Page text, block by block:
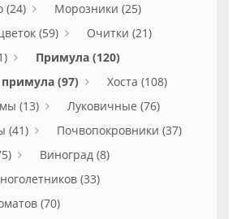
(24)
Морозники (25)
(59)
Очитки (21)
Примула (120)
(97)
Хоста (108)
(13)
Луковичные (76)
(41)
Почвопокровники (37)
Виноград (8)
(33)
(70)